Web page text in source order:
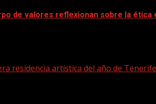
de valores reflexionan sobre la
residencia artística del año de